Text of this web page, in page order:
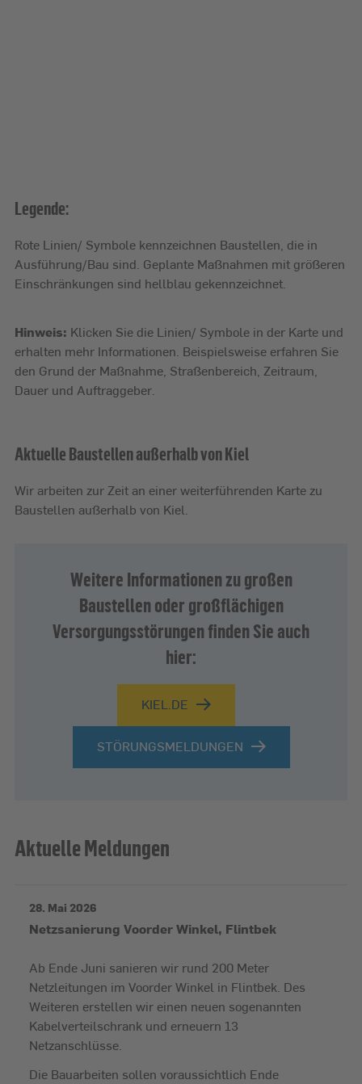
Legende:
Rote Linien/ Symbole kennzeichnen Baustellen, die in
Ausführung/Bau sind. Geplante Maßnahmen mit größeren
Einschränkungen sind hellblau gekennzeichnet.
Hinweis: Klicken Sie die Linien/ Symbole in der Karte und
erhalten mehr Informationen. Beispielsweise erfahren Sie
den Grund der Maßnahme, Straßenbereich, Zeitraum,
Dauer und Auftraggeber.
Aktuelle Baustellen außerhalb von Kiel
Wir arbeiten zur Zeit an einer weiterführenden Karte zu
Baustellen außerhalb von Kiel.
Weitere Informationen zu großen
Baustellen oder großflächigen
Versorgungsstörungen finden Sie auch
hier:
KIEL.DE
STÖRUNGSMELDUNGEN
Aktuelle Meldungen
28. Mai 2026
Netzsanierung Voorder Winkel, Flintbek
Ab Ende Juni sanieren wir rund 200 Meter
Netzleitungen im Voorder Winkel in Flintbek. Des
Weiteren erstellen wir einen neuen sogenannten
Kabelverteilschrank und erneuern 13
Netzanschlüsse.
Die Bauarbeiten sollen voraussichtlich Ende